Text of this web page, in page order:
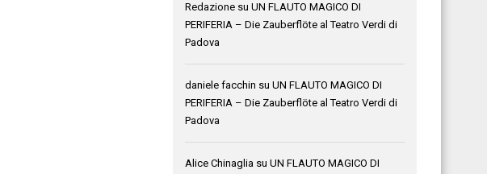
Redazione suUN FLAUTO MAGICO DI
PERIFERIA – Die Zauberflöte al Teatro Verdi di
Padova
daniele facchin suUN FLAUTO MAGICO DI
PERIFERIA – Die Zauberflöte al Teatro Verdi di
Padova
Alice Chinaglia suUN FLAUTO MAGICO DI